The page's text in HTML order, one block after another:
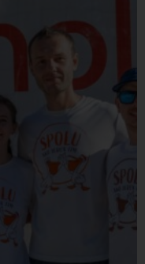
s
sme
Dali
zatočiť
vyhrať